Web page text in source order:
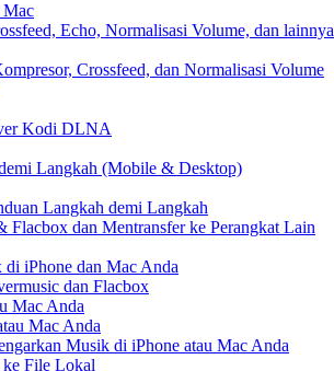
Mac
Echo, Normalisasi Volume, dan lainnya
Crossfeed, dan Normalisasi Volume
Kodi DLNA
Langkah (Mobile & Desktop)
Langkah demi Langkah
dan Mentransfer ke Perangkat Lain
iPhone dan Mac Anda
dan Flacbox
Mac Anda
Mac Anda
Musik di iPhone atau Mac Anda
File Lokal